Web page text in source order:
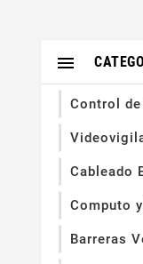

Control
Cableado
Computo
Barreras